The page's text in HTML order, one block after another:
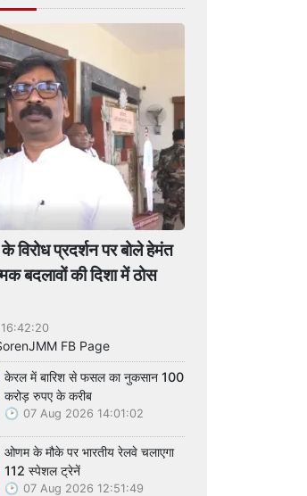
विरोध प्रदर्शन पर बोले हेमंत
बदलावों की दिशा में ठोस
FB Page
केरल में बारिश से फसल का नुकसान 100
करोड़ रुपए के करीब
07 Aug 2026 14:01:02
ओणम के मौके पर भारतीय रेलवे चलाएगा
112 स्पेशल ट्रेनें
07 Aug 2026 12:51:49